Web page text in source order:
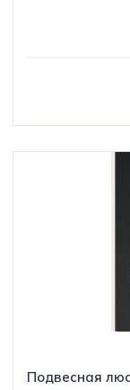
Подвесная